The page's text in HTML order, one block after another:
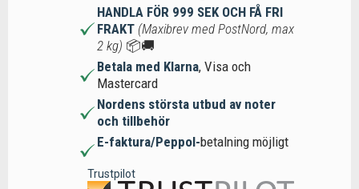
HANDLA FÖR 999 SEK OCH FÅ FRI
FRAKT (Maxibrev med PostNord, max
2 kg) 📦🚚
Betala med Klarna, Visa och
Mastercard
Nordens största utbud av noter
och tillbehör
E-faktura/Peppol-betalning möjligt
Trustpilot